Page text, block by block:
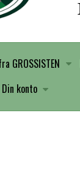
GROSSISTEN
Din konto